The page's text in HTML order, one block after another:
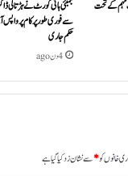
مہم کے تحت
بمبئی ہائی کورٹ نے
سے فوری طور پر کام پر واپس
حکم جاری
4 دن ago
خانوں کو*سے نشان زد کیا گیا ہے